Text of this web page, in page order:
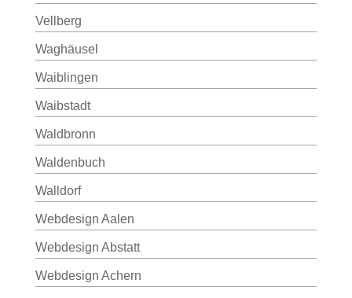
Vellberg
Waghäusel
Waiblingen
Waibstadt
Waldbronn
Waldenbuch
Walldorf
Webdesign Aalen
Webdesign Abstatt
Webdesign Achern